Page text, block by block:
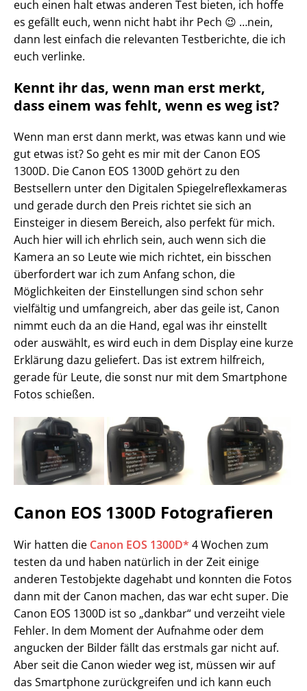
euch einen halt etwas anderen Test bieten, ich hoffe
es gefällt euch, wenn nicht habt ihr Pech 😉 …nein,
dann lest einfach die relevanten Testberichte, die ich
euch verlinke.
Kennt ihr das, wenn man erst merkt,
dass einem was fehlt, wenn es weg ist?
Wenn man erst dann merkt, was etwas kann und wie
gut etwas ist? So geht es mir mit der Canon EOS
1300D. Die Canon EOS 1300D gehört zu den
Bestsellern unter den Digitalen Spiegelreflexkameras
und gerade durch den Preis richtet sie sich an
Einsteiger in diesem Bereich, also perfekt für mich.
Auch hier will ich ehrlich sein, auch wenn sich die
Kamera an so Leute wie mich richtet, ein bisschen
überfordert war ich zum Anfang schon, die
Möglichkeiten der Einstellungen sind schon sehr
vielfältig und umfangreich, aber das geile ist, Canon
nimmt euch da an die Hand, egal was ihr einstellt
oder auswählt, es wird euch in dem Display eine kurze
Erklärung dazu geliefert. Das ist extrem hilfreich,
gerade für Leute, die sonst nur mit dem Smartphone
Fotos schießen.
Canon EOS 1300D Fotografieren
Wir hatten die Canon EOS 1300D* 4 Wochen zum
testen da und haben natürlich in der Zeit einige
anderen Testobjekte dagehabt und konnten die Fotos
dann mit der Canon machen, das war echt super. Die
Canon EOS 1300D ist so „dankbar“ und verzeiht viele
Fehler. In dem Moment der Aufnahme oder dem
angucken der Bilder fällt das erstmals gar nicht auf.
Aber seit die Canon wieder weg ist, müssen wir auf
das Smartphone zurückgreifen und ich kann euch